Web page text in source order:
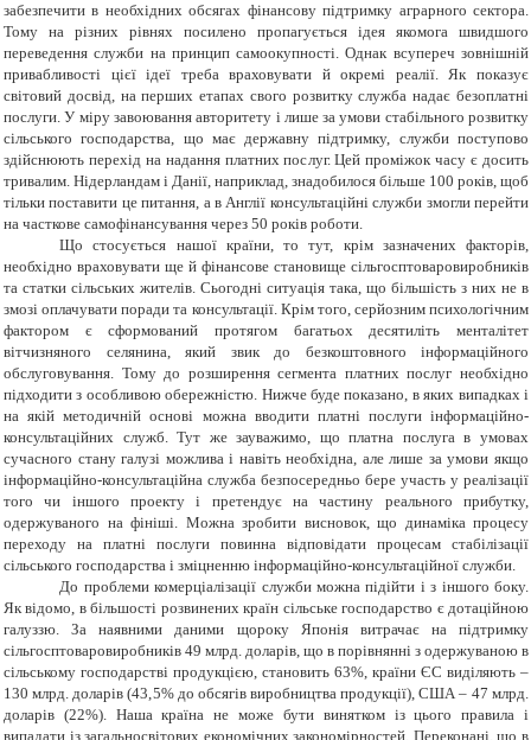
забезпечити в необхідних обсягах фінансову підтримку аграрного сектора.
Тому на різних рівнях посилено пропагується ідея якомога швидшого
переведення служби на принцип самоокупності. Однак всупереч зовнішній
привабливості цієї ідеї треба враховувати й окремі реалії. Як показує
світовий досвід, на перших етапах свого розвитку служба надає безоплатні
послуги.У міру завоювання авторитету і лише за умови стабільного розвитку
сільського господарства, що має державну підтримку, служби поступово
здійснюють перехід на надання платних послуг.Цей проміжок часу є досить
тривалим. Нідерландам і Данії, наприклад, знадобилося більше 100 років, щоб
тільки поставити це питання, а в Англії консультаційні служби змогли перейти
на часткове самофінансування через 50 років роботи.
Що стосується нашої країни, то тут, крім зазначених факторів,
необхідно враховувати ще й фінансове становище сільгосптоваровиробників
та статки сільських жителів. Сьогодні ситуація така, що більшість з них не в
змозі оплачувати поради та консультації. Крім того, серйозним психологічним
фактором є сформований протягом багатьох десятиліть менталітет
вітчизняного селянина, який звик до безкоштовного інформаційного
обслуговування. Тому до розширення сегмента платних послуг необхідно
підходити з особливою обережністю. Нижче буде показано, в яких випадках і
наякій методичній основі можна вводити платні послуги інформаційно-
консультаційних служб. Тут же зауважимо, що платна послуга в умовах
сучасного стану галузі можлива і навіть необхідна, але лише за умови якщо
інформаційно-консультаційна служба безпосередньо бере участь у реалізації
того чи іншого проекту і претендує на частину реального прибутку,
одержуваного на фініші. Можна зробити висновок, що динаміка процесу
переходу на платні послуги повинна відповідати процесам стабілізації
сільського господарства і зміцненню інформаційно-консультаційної служби.
До проблеми комерціалізації служби можна підійти і з іншого боку.
Як відомо, в більшості розвинених країн сільське господарство є дотаційною
галуззю. За наявними даними щороку Японія витрачає на підтримку
сільгосптоваровиробників 49 млрд. доларів, що в порівнянні з одержуваною в
сільському господарстві продукцією, становить 63%, країни ЄС виділяють –
130 млрд. доларів (43,5% до обсягів виробництва продукції), США – 47 млрд.
доларів (22%). Наша країна не може бути винятком із цього правила і
випадати із загальносвітових економічних закономірностей. Переконані, що в